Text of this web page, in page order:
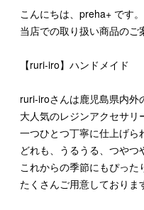
こんにちは、preha+ です。
当店での取り扱い商品のご
【ruri-iro】ハンドメイド
ruri-iroさんは鹿児島県内外
大人気のレジンアクセサリ
一つひとつ丁寧に仕上げら
どれも、うるうる、つやつ
これからの季節にもぴっ
たくさんご用意しておりま